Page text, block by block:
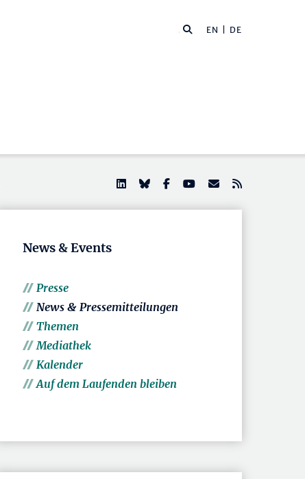
EN | DE
News & Events
Presse
News & Pressemitteilungen
Themen
Mediathek
Kalender
Auf dem Laufenden bleiben